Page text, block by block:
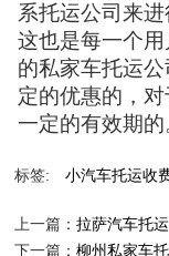
系托运公司来
这也是每一个
的私家车托运
定的优惠的，
一定的有效期的
标签: 小汽车托运收
上一篇：拉萨汽车托
下一篇：柳州私家车